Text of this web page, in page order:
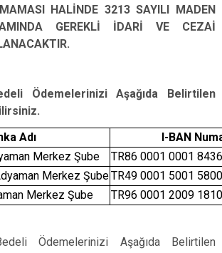
HALİNDE 3213 SAYILI MADEN
GEREKLİ İDARİ VE CEZAİ
Ödemelerinizi Aşağıda Belirtilen
Adı
I-BAN
Merkez Şube
TR86 0001 0001
Merkez ŞubeTR49 0001 5001
Merkez Şube
TR96 0001 2009
Ödemelerinizi Aşağıda Belirtilen